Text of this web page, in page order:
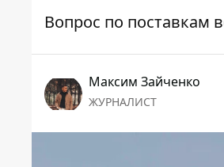
Вопрос по поставкам
Максим Зайченко
ЖУРНАЛИСТ